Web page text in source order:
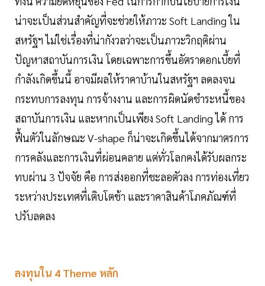
น่าจะเป็นส่วนสำคัญที่จะช่วยให้ภาวะ Soft Landing ใน
สหรัฐฯ ไม่ใช่เรื่องที่น่ากังวลว่าจะเป็นภาวะวิกฤติผ่าน
ปัญหาสถาบันการเงิน โดยเฉพาะการขึ้นอัตราดอกเบี้ยที่
กำลังเกิดขึ้นนี้ อาจมีผลให้ราคาบ้านในสหรัฐฯ ลดลงจน
กระทบการลงทุน การจ้างงาน และการผิดนัดชำระหนี้ของ
สถาบันการเงิน และหากเป็นเพียง Soft Landing ได้ การ
ฟื้นตัวในลักษณะ V-shape ก็น่าจะเกิดขึ้นได้จากมาตรการ
การคลังและการเงินที่ผ่อนคลาย แต่ทั่วโลกคงได้รับผลกระ
ทบผ่าน 3 ปัจจัย คือ การส่งออกที่ชะลอตัวลง การท่องเที่ยว
ระหว่างประเทศที่เติบโตช้า และราคาสินค้าโภคภัณฑ์ที่
ปรับลดลง
ลงทุนใน 4 Theme หลัก